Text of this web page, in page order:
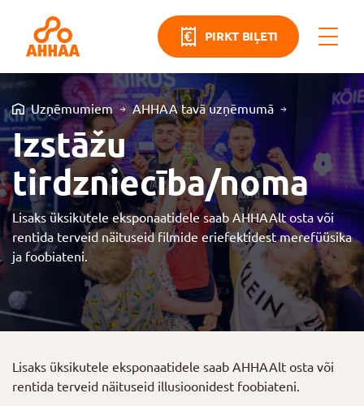
PIRKT BIĻETI
Uzņēmumiem AHHAA tavā uzņēmumā
Izstāžu
tirdzniecība/noma
Lisaks üksikutele eksponaatidele saab AHHAAlt osta või
rentida terveid näituseid filmide eriefektidest merefüüsika
ja foobiateni.
Lisaks üksikutele eksponaatidele saab AHHAAlt osta või
rentida terveid näituseid illusioonidest foobiateni.